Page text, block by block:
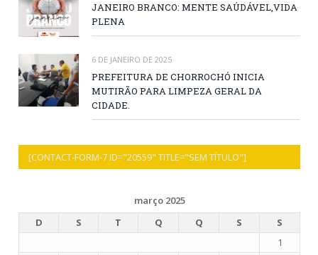
JANEIRO BRANCO: MENTE SAÚDÁVEL,VIDA
PLENA
6 DE JANEIRO DE 2025
PREFEITURA DE CHORROCHÓ INICIA
MUTIRÃO PARA LIMPEZA GERAL DA
CIDADE.
[CONTACT-FORM-7 ID="20559" TITLE="SEM TÍTULO"]
março 2025
D
S T Q Q S
S
1